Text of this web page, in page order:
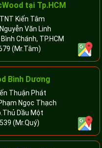
tại Tp.HCM
Kiến Tâm
Văn Linh
Chánh, TP.HCM
(Mr.Tâm)
Bình Dương
Thuận Phát
Ngọc Thạch
Dầu Một
(Mr.Quý)